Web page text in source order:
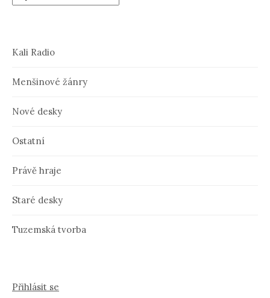
Kali Radio
Menšinové žánry
Nové desky
Ostatní
Právě hraje
Staré desky
Tuzemská tvorba
Přihlásit se